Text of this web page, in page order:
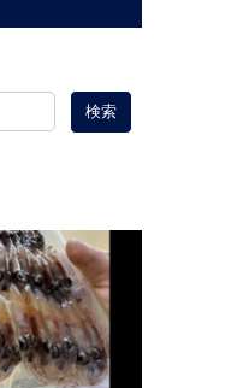
検索